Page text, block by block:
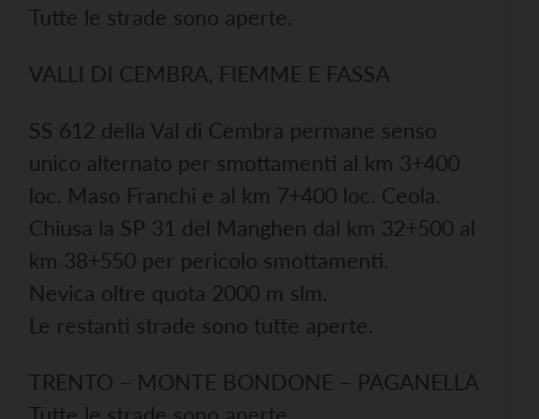
Tutte le strade sono aperte.
VALLI DI CEMBRA, FIEMME E FASSA
SS 612 della Val di Cembra permane senso
unico alternato per smottamenti al km 3+400
loc. Maso Franchi e al km 7+400 loc. Ceola.
Chiusa la SP 31 del Manghen dal km 32+500 al
km 38+550 per pericolo smottamenti.
Nevica oltre quota 2000 m slm.
Le restanti strade sono tutte aperte.
TRENTO – MONTE BONDONE – PAGANELLA